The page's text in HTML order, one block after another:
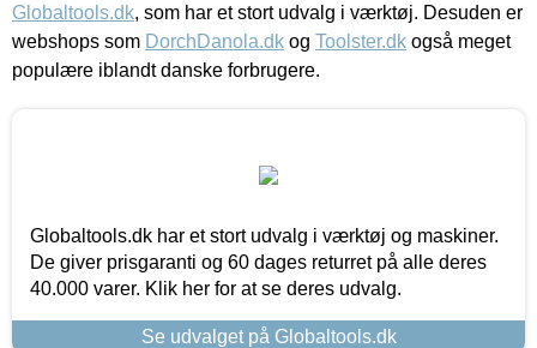
Globaltools.dk, som har et stort udvalg i værktøj. Desuden er
webshops som DorchDanola.dk og Toolster.dk også meget
populære iblandt danske forbrugere.
Globaltools.dk har et stort udvalg i værktøj og maskiner.
De giver prisgaranti og 60 dages returret på alle deres
40.000 varer. Klik her for at se deres udvalg.
Se udvalget på Globaltools.dk